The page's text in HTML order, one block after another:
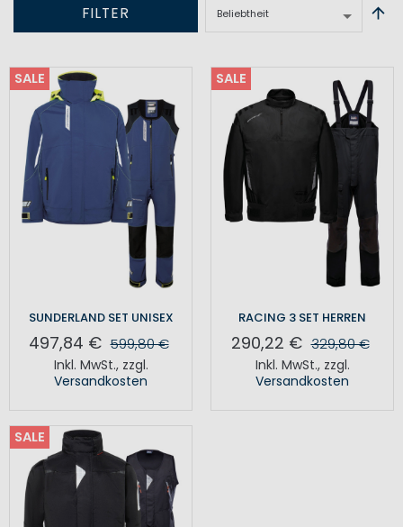
FILTER
SALE
SUNDERLAND SET UNISEX
497,84 € 599,80 €
Inkl. MwSt., zzgl.
Versandkosten
SALE
RACING 3 SET HERREN
290,22 € 329,80 €
Inkl. MwSt., zzgl.
Versandkosten
SALE